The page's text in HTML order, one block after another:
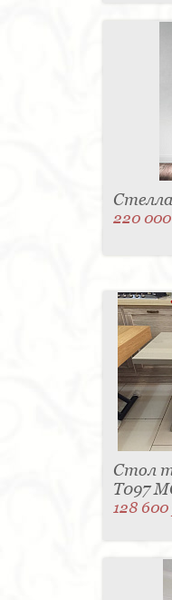
220
Стол
T097
128